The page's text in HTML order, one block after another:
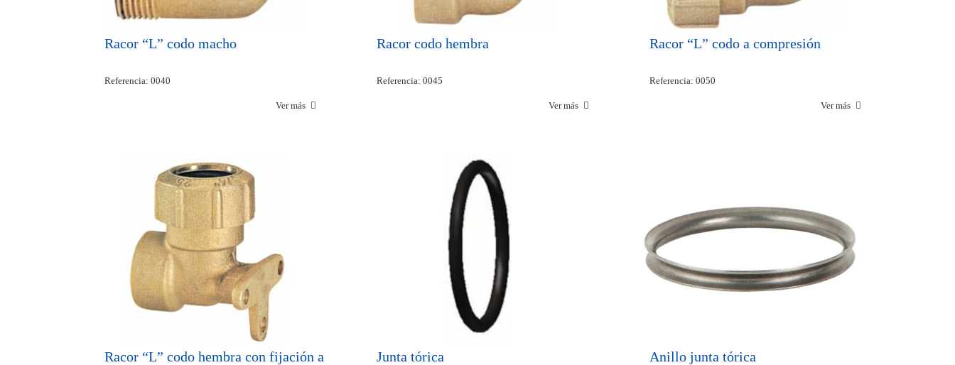
Racor “L” codo macho
Referencia: 0040
Ver más
Racor codo hembra
Referencia: 0045
Ver más
Racor “L” codo a compresión
Referencia: 0050
Ver más
Racor “L” codo hembra con fijación a
Junta tórica Anillo junta tórica